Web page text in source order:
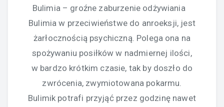
Bulimia – groźne zaburzenie odżywiania
Bulimia w przeciwieństwe do anroeksji, jest
żarłocznością psychiczną. Polega ona na
spożywaniu posiłków w nadmiernej ilości,
w bardzo krótkim czasie, tak by doszło do
zwrócenia, zwymiotowana pokarmu.
Bulimik potrafi przyjąć przez godzinę nawet